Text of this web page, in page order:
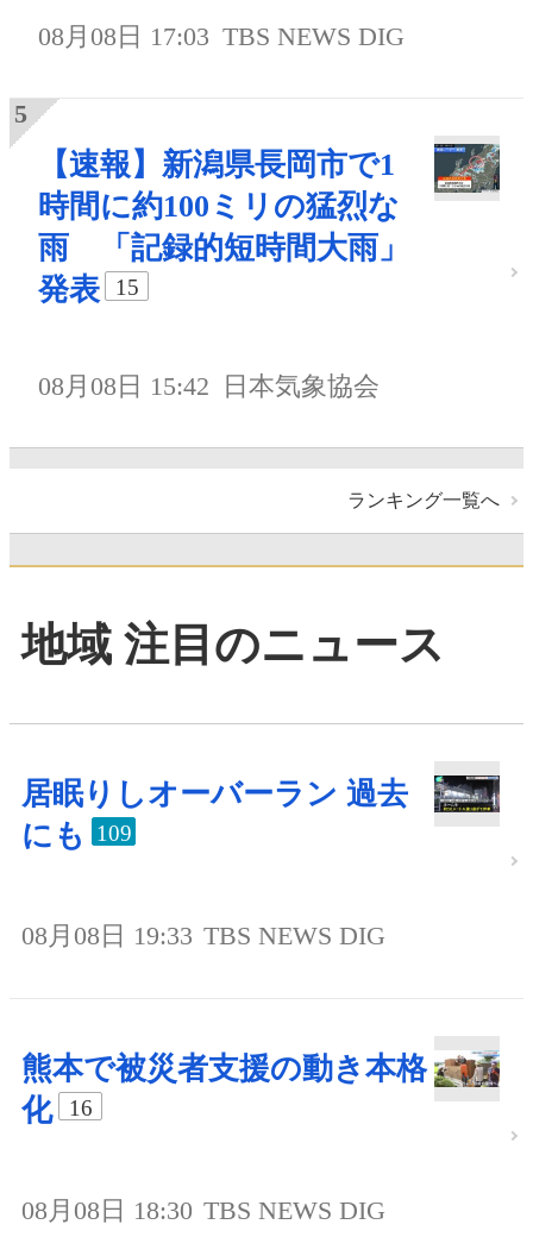
08月08日 17:03 TBS NEWS DIG
【速報】新潟県長岡市で1
時間に約100ミリの猛烈な
雨 「記録的短時間大雨」
発表
15
08月08日 15:42 日本気象協会
ランキング一覧へ
地域 注目のニュース
居眠りしオーバーラン 過去
にも
109
08月08日 19:33 TBS NEWS DIG
熊本で被災者支援の動き本格
化
16
08月08日 18:30 TBS NEWS DIG